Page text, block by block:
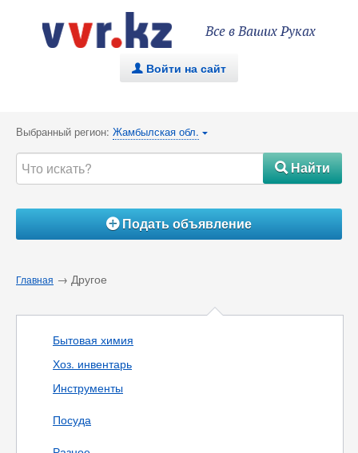
Все в Ваших Руках
. Войти на сайт
Выбранный регион: Жамбылская обл. {
#Найти
ÁПодать объявление
Главная → Другое
Бытовая химия
Хоз. инвентарь
Инструменты
Посуда